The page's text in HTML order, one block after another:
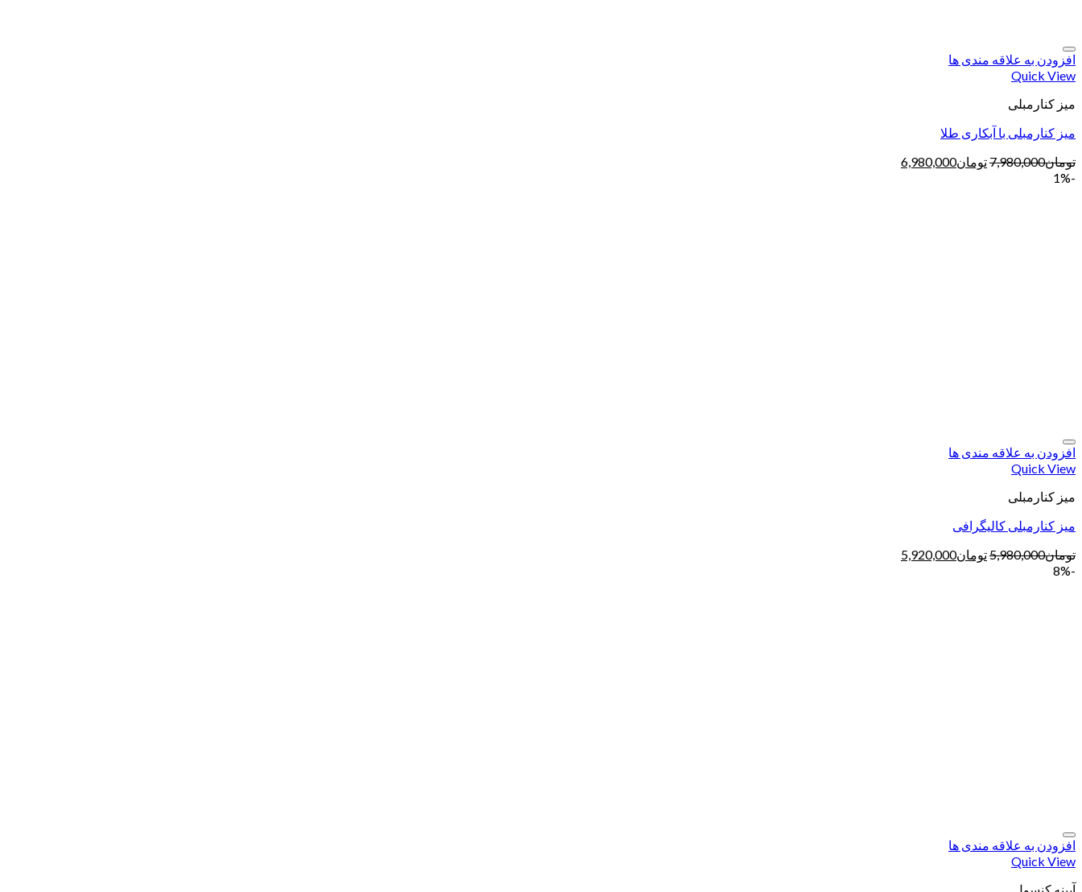
افزودن به علاقه مندی ها
Quick View
میز کنارمبلی
میز کنارمبلی با آبکاری طلا
تومان7,980,000تومان6,980,000
-1%
افزودن به علاقه مندی ها
Quick View
میز کنارمبلی
میز کنارمبلی کالیگرافی
تومان5,980,000تومان5,920,000
-8%
افزودن به علاقه مندی ها
Quick View